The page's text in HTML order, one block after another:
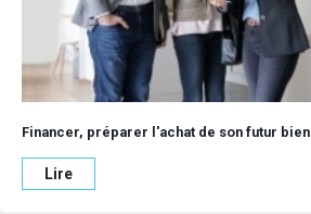
Financer, préparer l'achat de son futur bien
Lire